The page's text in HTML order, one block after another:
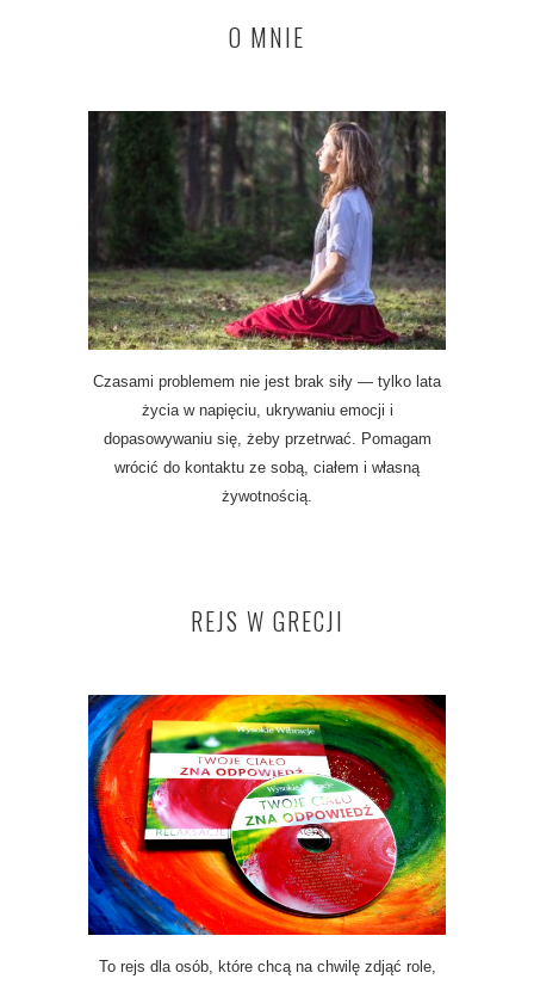
O MNIE
Czasami problemem nie jest brak siły — tylko lata
życia w napięciu, ukrywaniu emocji i
dopasowywaniu się, żeby przetrwać. Pomagam
wrócić do kontaktu ze sobą, ciałem i własną
żywotnością.
REJS W GRECJI
To rejs dla osób, które chcą na chwilę zdjąć role,